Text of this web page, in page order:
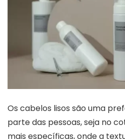
Os cabelos lisos são uma
parte das pessoas, seja no
mais específicas, onde a